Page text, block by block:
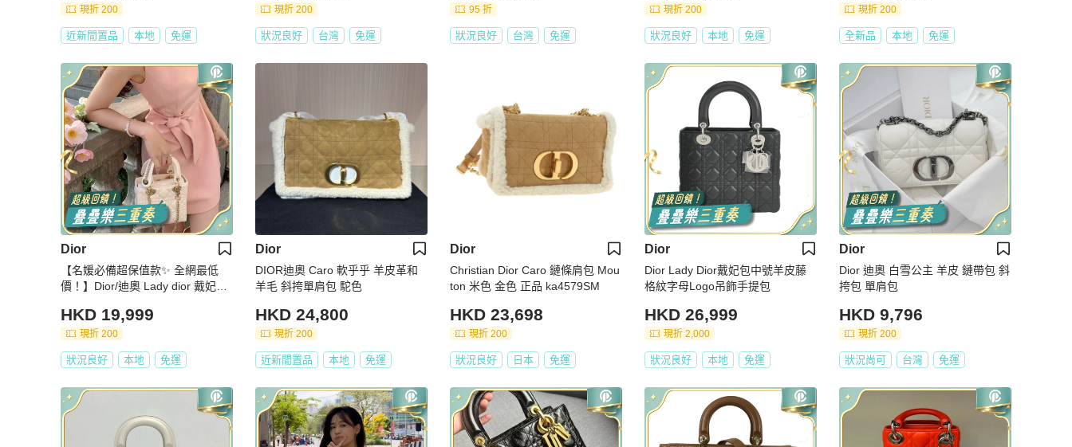
現折 200
近新閒置品 本地 免運
現折 200
狀況良好 台灣 免運
95 折
狀況良好 台灣 免運
現折 200
狀況良好 本地 免運
現折 200
全新品 本地 免運
Dior
【名媛必備超保值款✨ 全網最低
價！】Dior/迪奧 Lady dior 戴妃三
庫存❗️）
HKD 19,999
現折 200
狀況良好 本地 免運
Dior
DIOR迪奧 Caro 軟乎乎 羊皮革和
羊毛 斜挎單肩包 駝色
HKD 24,800
現折 200
近新閒置品 本地 免運
Dior
Christian Dior Caro 鏈條肩包 Mou
ton 米色 金色 正品 ka4579SM
HKD 23,698
現折 200
狀況良好 日本 免運
Dior
Dior Lady Dior戴妃包中號羊皮藤
格紋字母Logo吊飾手提包
HKD 26,999
現折 2,000
狀況良好 本地 免運
Dior
Dior 迪奧 白雪公主 羊皮 鏈帶包 斜
挎包 單肩包
HKD 9,796
現折 200
狀況尚可 台灣 免運